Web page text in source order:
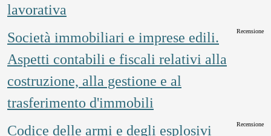
lavorativa
Società immobiliari e imprese edili.
Aspetti contabili e fiscali relativi alla
costruzione, alla gestione e al
trasferimento d'immobili
Recensione
Codice delle armi e degli esplosivi Recensione